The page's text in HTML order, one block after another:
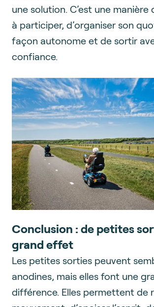
une solution. C’est une
à participer, d’organiser son
façon autonome et de sortir
confiance.
Conclusion : de petites
grand effet
Les petites sorties peuvent
anodines, mais elles font une
différence. Elles permettent de